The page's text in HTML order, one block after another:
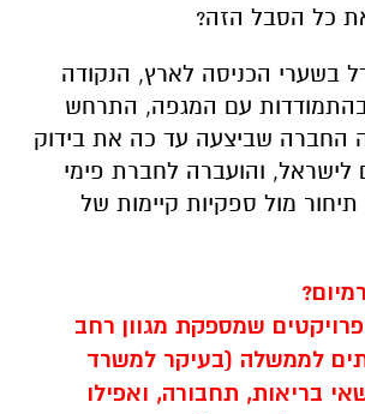
כל הסבל הזה?
בשערי הכניסה לארץ, הנקודה
בהתמודדות עם המגפה, התרחש
החברה שביצעה עד כה את בידוק
לישראל, והועברה לחברת פימי
תיחור מול ספקיות קיימות של
שמספקת מגוון רחב
לממשלה (בעיקר למשרד
בריאות, תחבורה, ואפילו